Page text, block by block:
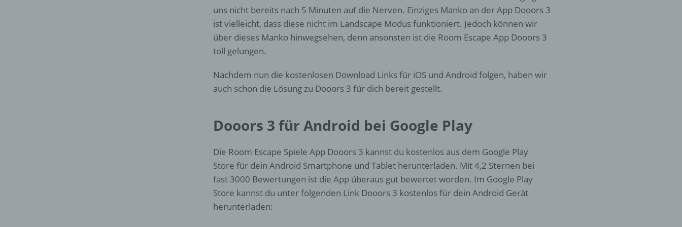
uns nicht bereits nach 5 Minuten auf die Nerven. Einziges Manko an der App Dooors 3
ist vielleicht, dass diese nicht im Landscape Modus funktioniert. Jedoch können wir
über dieses Manko hinwegsehen, denn ansonsten ist die Room Escape App Dooors 3
toll gelungen.
Nachdem nun die kostenlosen Download Links für iOS und Android folgen, haben wir
auch schon die Lösung zu Dooors 3 für dich bereit gestellt.
Dooors 3 für Android bei Google Play
Die Room Escape Spiele App Dooors 3 kannst du kostenlos aus dem Google Play
Store für dein Android Smartphone und Tablet herunterladen. Mit 4,2 Sternen bei
fast 3000 Bewertungen ist die App überaus gut bewertet worden. Im Google Play
Store kannst du unter folgenden Link Dooors 3 kostenlos für dein Android Gerät
herunterladen:
Einschränkung der Verarbeitung ist die Markierung gespeicherter
personenbezogener Daten mit dem Ziel, ihre künftige Verarbeitung
einzuschränken.
personenbezogenen Daten verwendet werden, um bestimmte
persönliche Aspekte, die sich auf eine natürliche Person beziehen,
zu bewerten, insbesondere, um Aspekte bezüglich Arbeitsleistung,
wirtschaftlicher Lage, Gesundheit, persönlicher Vorlieben, Interessen,
Zuverlässigkeit, Verhalten, Aufenthaltsort oder Ortswechsel dieser
natürlichen Person zu analysieren oder vorherzusagen.
f) Pseudonymisierung